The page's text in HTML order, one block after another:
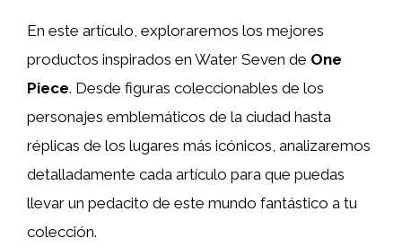
En este artículo, exploraremos los mejores
productos inspirados en Water Seven de One
Piece. Desde figuras coleccionables de los
personajes emblemáticos de la ciudad hasta
réplicas de los lugares más icónicos, analizaremos
detalladamente cada artículo para que puedas
llevar un pedacito de este mundo fantástico a tu
colección.